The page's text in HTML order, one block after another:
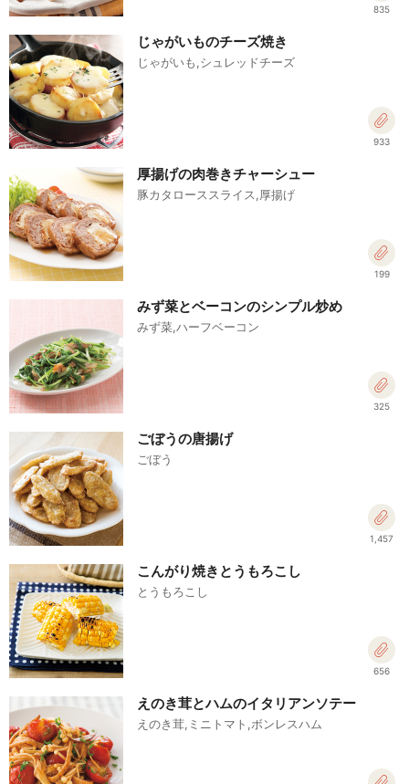
835
じゃがいものチーズ焼き
じゃがいも,シュレッドチーズ
933
厚揚げの肉巻きチャーシュー
豚カタローススライス,厚揚げ
199
みず菜とベーコンのシンプル炒め
みず菜,ハーフベーコン
325
ごぼうの唐揚げ
ごぼう
1,457
こんがり焼きとうもろこし
とうもろこし
656
えのき茸とハムのイタリアンソテー
えのき茸,ミニトマト,ボンレスハム